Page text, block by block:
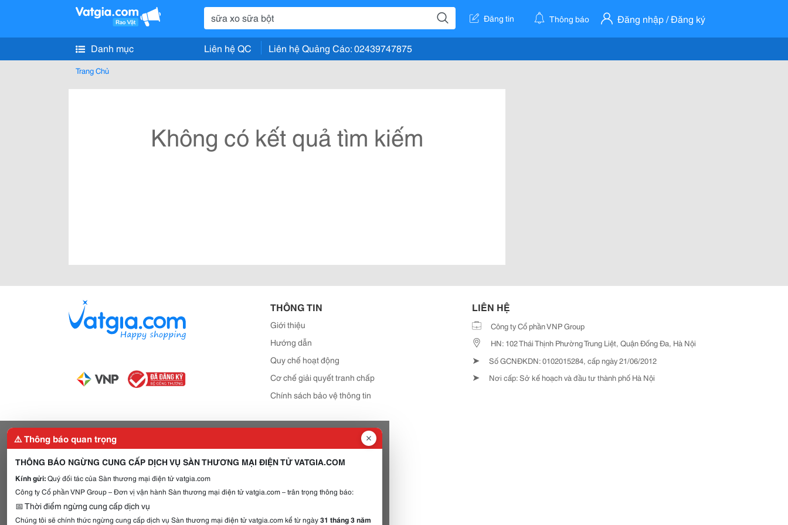
Đăng tin Thông báo Đăng nhập / Đăng ký
Danh mục Liên hệ QC Liên hệ Quảng Cáo: 02439747875
Trang Chủ
Không có kết quả tìm kiếm
THÔNG TIN
Giới thiệu
Hướng dẫn
Quy chế hoạt động
Cơ chế giải quyết tranh chấp
Chính sách bảo vệ thông tin
LIÊN HỆ
Công ty Cổ phần VNP Group
HN: 102 Thái Thịnh Phường Trung Liệt, Quận Đống Đa, Hà Nội
➤ Số GCNĐKDN: 0102015284, cấp ngày 21/06/2012
➤ Nơi cấp: Sở kế hoạch và đầu tư thành phố Hà Nội
⚠️ Thông báo quan trọng
THÔNG BÁO NGỪNG CUNG CẤP DỊCH VỤ SÀN THƯƠNG MẠI ĐIỆN TỬ VATGIA.COM
Kính gửi:Quý đối tác của Sàn thương mại điện tử vatgia.com
Công ty Cổ phần VNP Group – Đơn vị vận hành Sàn thương mại điện tử vatgia.com – trân trọng thông báo:
📅 Thời điểm ngừng cung cấp dịch vụ
Chúng tôi sẽ chính thức ngừng cung cấp dịch vụ Sàn thương mại điện tử vatgia.com kể từ ngày31 tháng 3 năm